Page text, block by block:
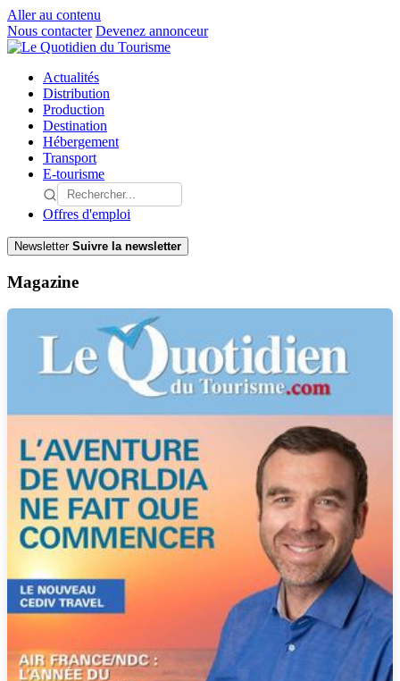
Aller au contenu
Nous contacter Devenez annonceur
Actualités
Distribution
Production
Destination
Hébergement
Transport
E-tourisme
Offres d'emploi
Newsletter Suivre la newsletter
Magazine